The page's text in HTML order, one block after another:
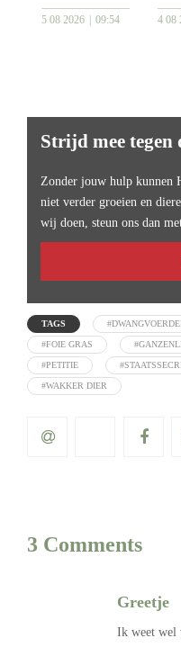
5 08 2026 09:54 4 08
Strijd mee tegen
Zonder jouw hulp kunnen
niet verder groeien en
wij doen, steun ons dan
TAGS
#FOIE GRAS
#PETITIE
#WAKKER DIER
3 Comments
Greetje
Ik weet wel